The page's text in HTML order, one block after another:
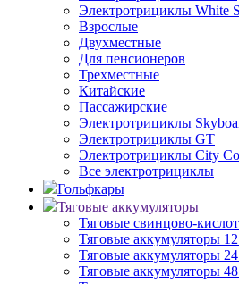
Электротрициклы White
Взрослые
Двухместные
Для пенсионеров
Трехместные
Китайские
Пассажирские
Электротрициклы
Электротрициклы GT
Электротрициклы City
Все электротрициклы
Гольфкары
Тяговые аккумуляторы
Тяговые свинцово-
Тяговые аккумуляторы
Тяговые аккумуляторы
Тяговые аккумуляторы